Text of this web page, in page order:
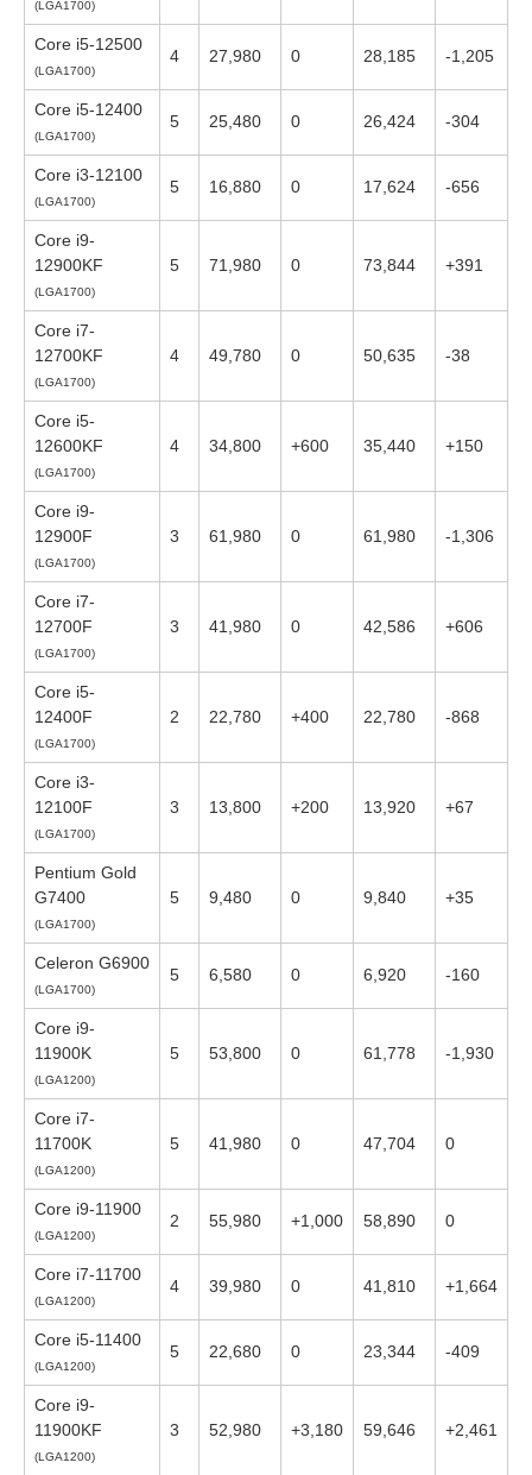
(LGA1700)
Core i5-12500
(LGA1700)
4 27,980 0 28,185 -1,205
Core i5-12400
(LGA1700)
5 25,480 0 26,424 -304
Core i3-12100
(LGA1700)
5 16,880 0 17,624 -656
Core i9-
12900KF
(LGA1700)
5 71,980 0 73,844 +391
Core i7-
12700KF
(LGA1700)
4 49,780 0 50,635 -38
Core i5-
12600KF
(LGA1700)
4 34,800 +600 35,440 +150
Core i9-
12900F
(LGA1700)
3 61,980 0 61,980 -1,306
Core i7-
12700F
(LGA1700)
3 41,980 0 42,586 +606
Core i5-
12400F
(LGA1700)
2 22,780 +400 22,780 -868
Core i3-
12100F
(LGA1700)
3 13,800 +200 13,920 +67
Pentium Gold
G7400
(LGA1700)
5 9,480 0 9,840 +35
Celeron G6900
(LGA1700)
5 6,580 0 6,920 -160
Core i9-
11900K
(LGA1200)
5 53,800 0 61,778 -1,930
Core i7-
11700K
(LGA1200)
5 41,980 0 47,704 0
Core i9-11900
(LGA1200)
2 55,980 +1,000 58,890 0
Core i7-11700
(LGA1200)
4 39,980 0 41,810 +1,664
Core i5-11400
(LGA1200)
5 22,680 0 23,344 -409
Core i9-
11900KF
(LGA1200)
3 52,980 +3,180 59,646 +2,461